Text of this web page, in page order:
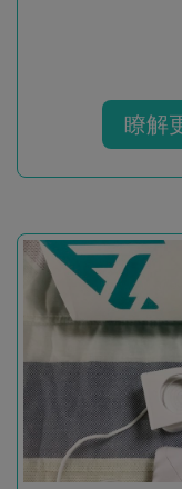
瞭解